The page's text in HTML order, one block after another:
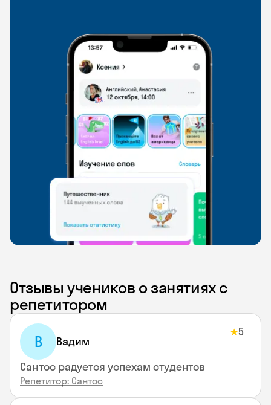
Отзывы учеников о занятиях с
репетитором
В Вадим
★5
Сантос радуется успехам студентов
Репетитор: Сантос